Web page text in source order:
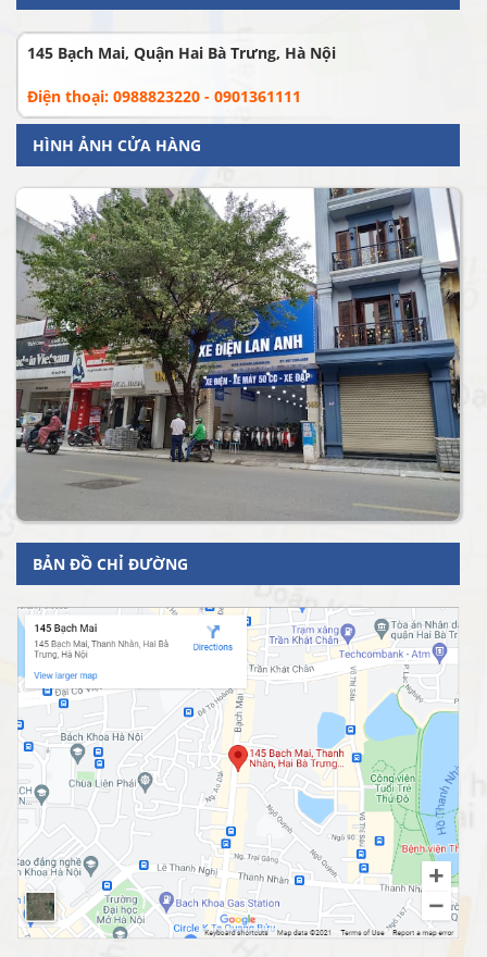
145 Bạch Mai, Quận Hai Bà Trưng, Hà Nội
Điện thoại: 0988823220 - 0901361111
HÌNH ẢNH CỬA HÀNG
BẢN ĐỒ CHỈ ĐƯỜNG